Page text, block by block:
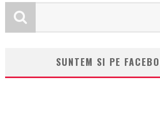
SUNTEM SI PE